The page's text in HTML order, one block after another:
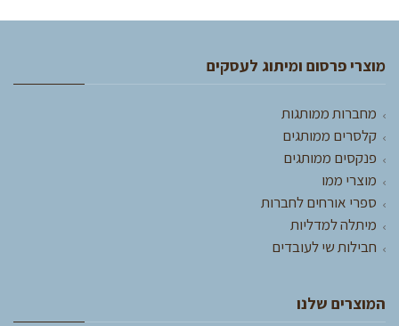
מוצרי פרסום ומיתוג לעסקים
מחברות ממותגות
קלסרים ממותגים
פנקסים ממותגים
מוצרי ממו
ספרי אורחים לחברות
מיתלה למדליות
חבילות שי לעובדים
המוצרים שלנו